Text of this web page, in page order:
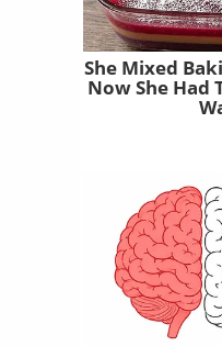
She Mixed
Now She Had